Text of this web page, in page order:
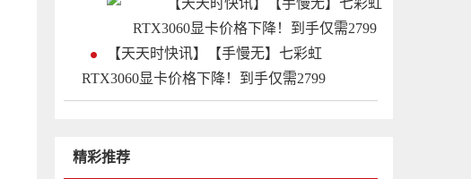
【天天时快讯】【手慢无】七彩虹
RTX3060显卡价格下降！到手仅需2799
精彩推荐